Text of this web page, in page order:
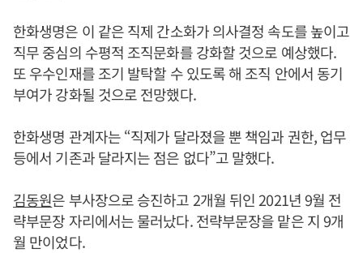
한화생명은 이 같은 직제 간소화가 의사결정 속도를 높이고
직무 중심의 수평적 조직문화를 강화할 것으로 예상했다.
또 우수인재를 조기 발탁할 수 있도록 해 조직 안에서 동기
부여가 강화될 것으로 전망했다.
한화생명 관계자는 “직제가 달라졌을 뿐 책임과 권한, 업무
등에서 기존과 달라지는 점은 없다”고 말했다.
김동원은 부사장으로 승진하고 2개월 뒤인 2021년 9월 전
략부문장 자리에서는 물러났다. 전략부문장을 맡은 지 9개
월 만이었다.